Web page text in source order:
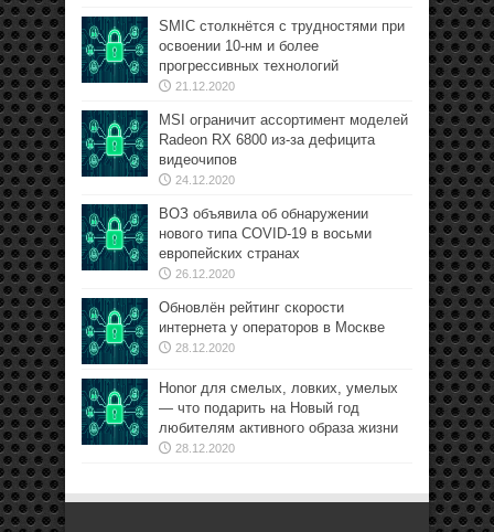
SMIC столкнётся с трудностями при
освоении 10-нм и более
прогрессивных технологий
21.12.2020
MSI ограничит ассортимент моделей
Radeon RX 6800 из-за дефицита
видеочипов
24.12.2020
ВОЗ объявила об обнаружении
нового типа COVID-19 в восьми
европейских странах
26.12.2020
Обновлён рейтинг скорости
интернета у операторов в Москве
28.12.2020
Honor для смелых, ловких, умелых
— что подарить на Новый год
любителям активного образа жизни
28.12.2020